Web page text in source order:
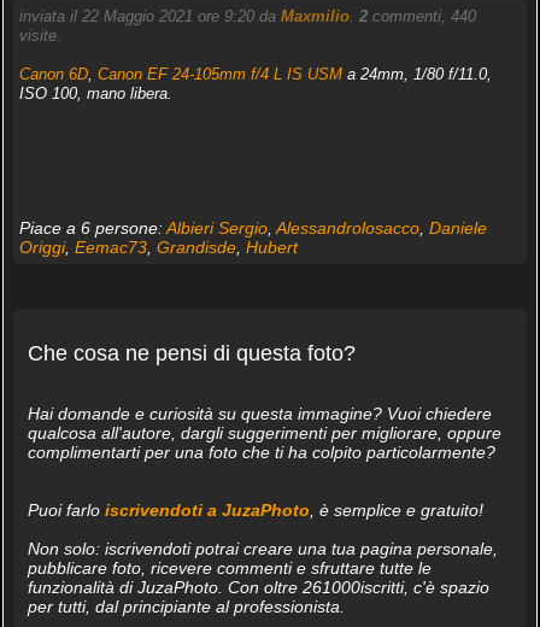
inviata il 22 Maggio 2021 ore 9:20 da Maxmilio. 2commenti, 440
visite.
Canon 6D, Canon EF 24-105mm f/4 L IS USMa 24mm, 1/80 f/11.0,
ISO 100, mano libera.
Piace a 6 persone:Albieri Sergio, Alessandrolosacco, Daniele
Origgi, Eemac73, Grandisde, Hubert
Che cosa ne pensi di questa foto?
Hai domande e curiosità su questa immagine? Vuoi chiedere
qualcosa all'autore, dargli suggerimenti per migliorare, oppure
complimentarti per una foto che ti ha colpito particolarmente?
Puoi farlo iscrivendoti a JuzaPhoto , è semplice e gratuito!
Non solo: iscrivendoti potrai creare una tua pagina personale,
pubblicare foto, ricevere commenti e sfruttare tutte le
funzionalità di JuzaPhoto. Con oltre 261000iscritti, c'è spazio
per tutti, dal principiante al professionista.